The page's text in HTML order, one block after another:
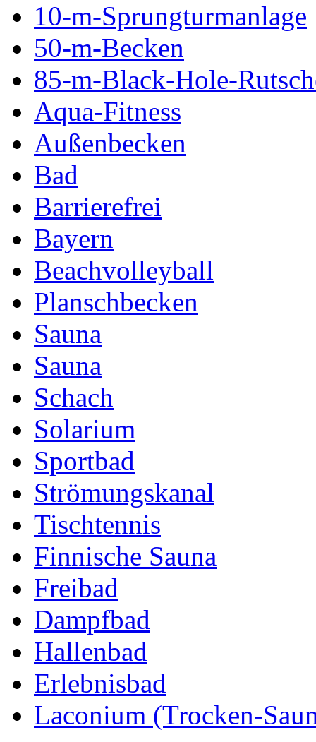
10-m-Sprungturmanlage
50-m-Becken
85-m-Black-Hole-
Aqua-Fitness
Außenbecken
Bad
Barrierefrei
Bayern
Beachvolleyball
Planschbecken
Sauna
Sauna
Schach
Solarium
Sportbad
Strömungskanal
Tischtennis
Finnische Sauna
Freibad
Dampfbad
Hallenbad
Erlebnisbad
Laconium (Trocken-